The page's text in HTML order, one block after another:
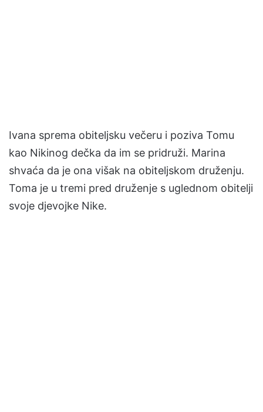
Ivana sprema obiteljsku večeru i poziva Tomu
kao Nikinog dečka da im se pridruži. Marina
shvaća da je ona višak na obiteljskom druženju.
Toma je u tremi pred druženje s uglednom obitelji
svoje djevojke Nike.